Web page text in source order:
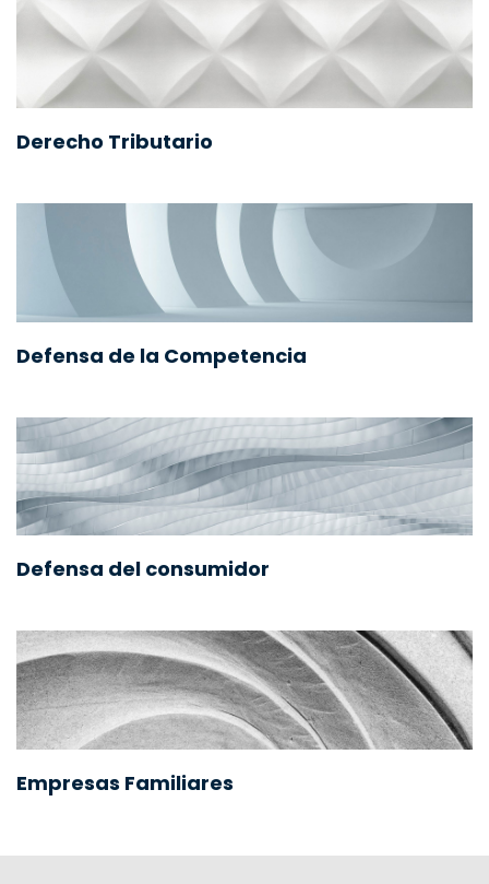
Derecho Tributario
Defensa de la Competencia
Defensa del consumidor
Empresas Familiares